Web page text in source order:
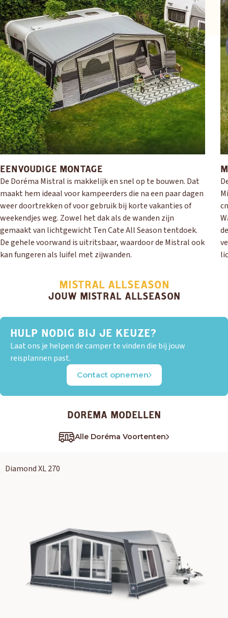
EENVOUDIGE MONTAGE
De Doréma Mistral is makkelijk en snel op te bouwen. Dat
maakt hem ideaal voor kampeerders die na een paar dagen
weer doortrekken of voor gebruik bij korte vakanties of
weekendjes weg. Zowel het dak als de wanden zijn
gemaakt van lichtgewicht Ten Cate All Season tentdoek.
De gehele voorwand is uitritsbaar, waardoor de Mistral ook
kan fungeren als luifel met zijwanden.
MISTRAL ALLSEASON
JOUW MISTRAL ALLSEASON
HULP NODIG BIJ JE KEUZE?
Laat ons je helpen de camper te vinden die bij jouw
reisplannen past.
Contact opnemen
DORÉMA MODELLEN
Alle Doréma Voortenten
Diamond XL 270
OUD GASTEL
Adria EribaHymerKnaus
HERPEN
AdriaBürstnerCaravelairEasy Caravanning
Eura Mobil